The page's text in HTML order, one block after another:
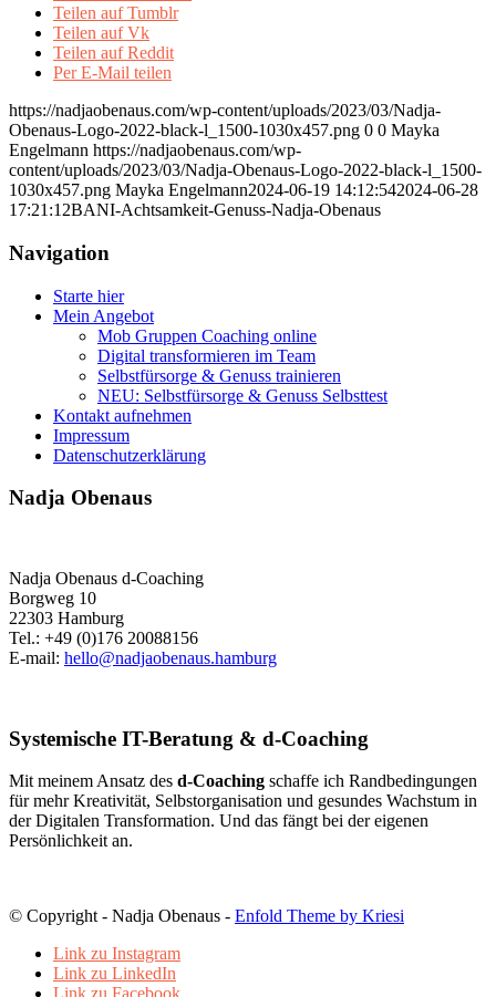
Teilen auf Tumblr
Teilen auf Vk
Teilen auf Reddit
Per E-Mail teilen
https://nadjaobenaus.com/wp-content/uploads/2023/03/Nadja-
Obenaus-Logo-2022-black-l_1500-1030x457.png 0 0 Mayka
Engelmann https://nadjaobenaus.com/wp-
content/uploads/2023/03/Nadja-Obenaus-Logo-2022-black-l_1500-
1030x457.png Mayka Engelmann2024-06-19 14:12:542024-06-28
17:21:12BANI-Achtsamkeit-Genuss-Nadja-Obenaus
Navigation
Starte hier
Mein Angebot
Mob Gruppen Coaching online
Digital transformieren im Team
Selbstfürsorge & Genuss trainieren
NEU: Selbstfürsorge & Genuss Selbsttest
Kontakt aufnehmen
Impressum
Datenschutzerklärung
Nadja Obenaus
Nadja Obenaus d-Coaching
Borgweg 10
22303 Hamburg
Tel.: +49 (0)176 20088156
E-mail: hello@nadjaobenaus.hamburg
Systemische IT-Beratung & d-Coaching
Mit meinem Ansatz des d-Coaching schaffe ich Randbedingungen
für mehr Kreativität, Selbstorganisation und gesundes Wachstum in
der Digitalen Transformation. Und das fängt bei der eigenen
Persönlichkeit an.
© Copyright - Nadja Obenaus - Enfold Theme by Kriesi
Link zu Instagram
Link zu LinkedIn